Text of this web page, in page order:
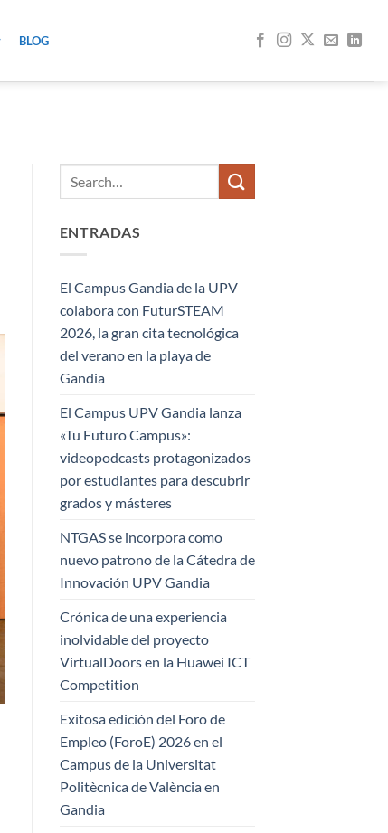
BLOG
ENTRADAS
El Campus Gandia de la UPV
colabora con FuturSTEAM
2026, la gran cita tecnológica
del verano en la playa de
Gandia
El Campus UPV Gandia lanza
«Tu Futuro Campus»:
videopodcasts protagonizados
por estudiantes para descubrir
grados y másteres
NTGAS se incorpora como
nuevo patrono de la Cátedra de
Innovación UPV Gandia
Crónica de una experiencia
inolvidable del proyecto
VirtualDoors en la Huawei ICT
Competition
Exitosa edición del Foro de
Empleo (ForoE) 2026 en el
Campus de la Universitat
Politècnica de València en
Gandia